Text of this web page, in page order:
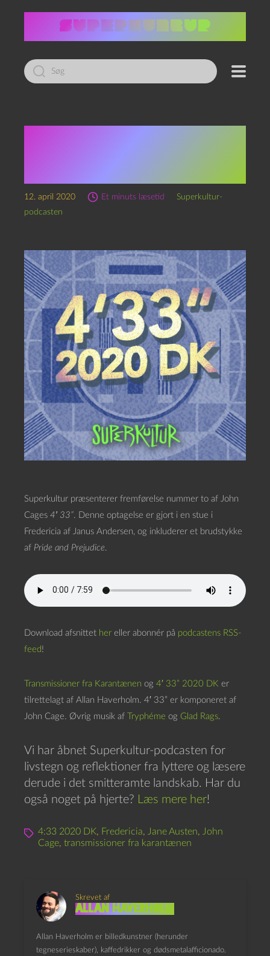
Led
efter:
12. april 2020 Et minuts læsetid
Superkultur-
podcasten
Superkultur præsenterer fremførelse nummer to af John
Cages 4′ 33”. Denne optagelse er gjort i en stue i
Fredericia af Janus Andersen, og inkluderer et brudstykke
af Pride and Prejudice.
Download afsnittet her eller abonnér på podcastens RSS-
feed!
Transmissioner fra Karantænen og 4′ 33” 2020 DK er
tilrettelagt af Allan Haverholm. 4′ 33” er komponeret af
John Cage. Øvrig musik af Tryphéme og Glad Rags.
Vi har åbnet Superkultur-podcasten for
livstegn og reflektioner fra lyttere og læsere
derude i det smitteramte landskab. Har du
også noget på hjerte?
Læs mere her!
4:33 2020 DK, Fredericia, Jane Austen, John
Cage, transmissioner fra karantænen
Skrevet af
Allan Haverholm
Allan Haverholm er billedkunstner (herunder
tegneserieskaber), kaffedrikker og dødsmetalafficionado.